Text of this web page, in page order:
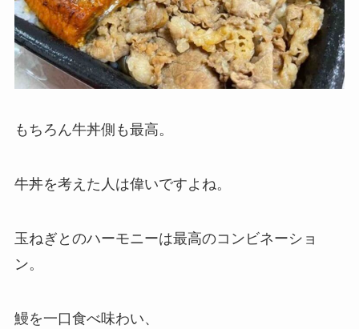
もちろん牛丼側も最高。
牛丼を考えた人は偉いですよね。
玉ねぎとのハーモニーは最高のコンビネーショ
ン。
鰻を一口食べ味わい、